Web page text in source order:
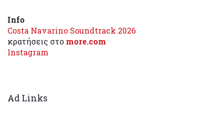
Info
Costa Navarino Soundtrack 2026
κρατήσεις στο more.com
Instagram
Ad Links